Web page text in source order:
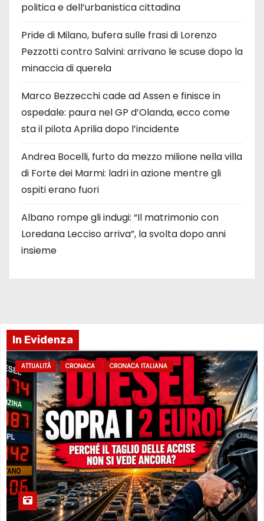
politica e dell’urbanistica cittadina
Pride di Milano, bufera sulle frasi di Lorenzo
Pezzotti contro Salvini: arrivano le scuse dopo la
minaccia di querela
Marco Bezzecchi cade ad Assen e finisce in
ospedale: paura nel GP d’Olanda, ecco come
sta il pilota Aprilia dopo l’incidente
Andrea Bocelli, furto da mezzo milione nella villa
di Forte dei Marmi: ladri in azione mentre gli
ospiti erano fuori
Albano rompe gli indugi: “Il matrimonio con
Loredana Lecciso arriva”, la svolta dopo anni
insieme
In Evidenza
ATTUALITÀ CRONACA CRONACA ITALIANA